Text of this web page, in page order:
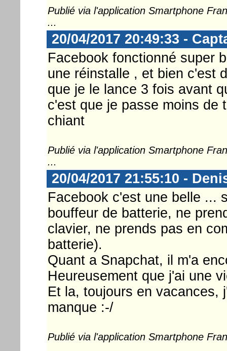
Publié via l'application Smartphone
...
20/04/2017 20:49:33 -
Facebook fonctionné super
une réinstalle , et bien c'est
que je le lance 3 fois avant
c'est que je passe moins de
chiant
Publié via l'application Smartphone
...
20/04/2017 21:55:10 -
Facebook c'est une belle ...
bouffeur de batterie, ne
clavier, ne prends pas en
batterie).
Quant a Snapchat, il m'a
Heureusement que j'ai une
Et la, toujours en vacances,
manque :-/
Publié via l'application Smartphone